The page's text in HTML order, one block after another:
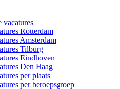
vacatures
Rotterdam
Amsterdam
Tilburg
Eindhoven
Den Haag
per plaats
per beroepsgroep